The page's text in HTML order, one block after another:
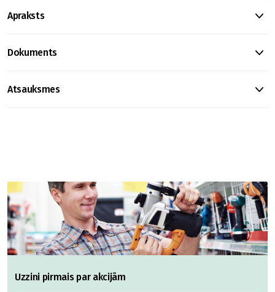
Apraksts
Dokuments
Atsauksmes
Uzzini pirmais par akcijām